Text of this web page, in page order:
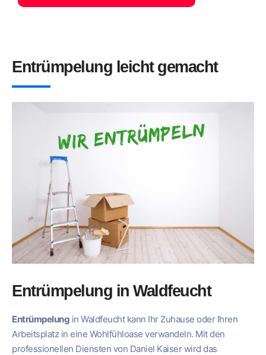
Entrümpelung leicht gemacht
Entrümpelung in Waldfeucht
Entrümpelung in Waldfeucht kann Ihr Zuhause oder Ihren
Arbeitsplatz in eine Wohlfühloase verwandeln. Mit den
professionellen Diensten von Daniel Kaiser wird das